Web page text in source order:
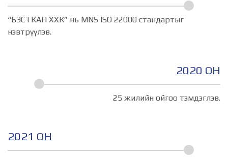
“БЭСТКАП ХХК” нь MNS ISO 22000 стандартыг
нэвтрүүлэв.
2020 ОН
25 жилийн ойгоо тэмдэглэв.
2021 ОН